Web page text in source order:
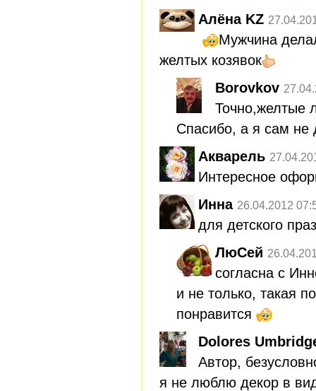
Алёна KZ
Мужчина
желтых козявок
Borovkov
Точно,желтые
Спасибо, а я сам не
Акварель
Интересное
Инна 26.04.2012
для детского
ЛюСей
согласна с
и не только, такая
понравится
Dolores
Автор,
я не люблю декор в